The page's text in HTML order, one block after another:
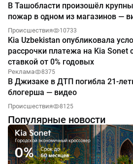
В Ташобласти произошёл
пожар в одном из магазинов —
Происшествия 10733
Kia Uzbekistan опубликовала
рассрочки платежа на Kia Sonet
ставкой от 0% годовых
Реклама 8375
В Джизаке в ДТП погибла 21-
блогерша — видео
Происшествия 8125
Популярные новости